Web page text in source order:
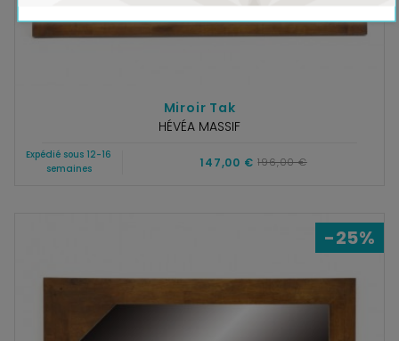
Miroir Tak
HÉVÉA MASSIF
Expédié sous 12-16
semaines
147,00 € 196,00 €
-25%